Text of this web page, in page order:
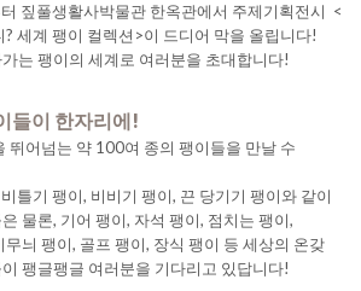
짚풀생활사박물관 한옥관에서 주제기획전시 <
세계 팽이 컬렉션>이 드디어 막을 올립니다!
는 팽이의 세계로 여러분을 초대합니다!
들이 한자리에!
뛰어넘는 약 100여 종의 팽이들을 만날 수
틀기 팽이, 비비기 팽이, 끈 당기기 팽이와 같이
물론, 기어 팽이, 자석 팽이, 점치는 팽이,
늬 팽이, 골프 팽이, 장식 팽이 등 세상의 온갖
팽글팽글 여러분을 기다리고 있답니다!